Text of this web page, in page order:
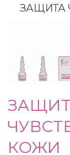
ЗАЩИТА
КОЖИ